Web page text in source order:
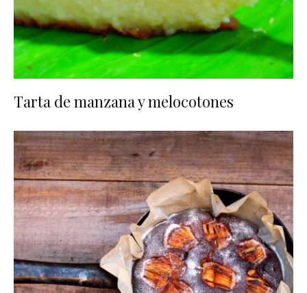
Tarta de manzana y melocotones